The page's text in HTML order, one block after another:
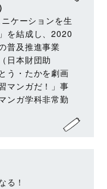
ケーションを生
を結成し、2020
普及推進事業
日本財団助
う・たかを劇画
マンガだ！」事
ンガ学科非常勤
る！